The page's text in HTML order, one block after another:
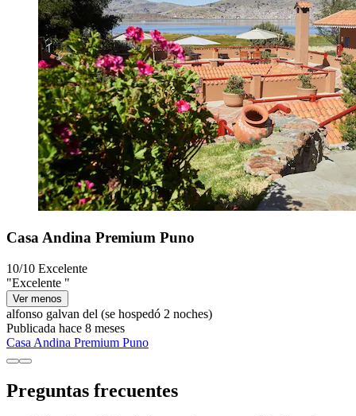
Casa Andina Premium Puno
10/10 Excelente
"Excelente "
Ver menos
alfonso galvan del (se hospedó 2 noches)
Publicada hace 8 meses
Casa Andina Premium Puno
Preguntas frecuentes